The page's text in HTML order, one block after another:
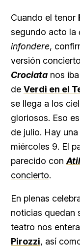
Cuando el tenor
segundo acto la
infondere,
versión
Crociata nos
de Verdi en el
se llega a los
gloriosos. Eso
de julio. Hay
miércoles 9. El
parecido con
concierto.
En plenas
noticias quedan
teatro nos
Pirozzi, así